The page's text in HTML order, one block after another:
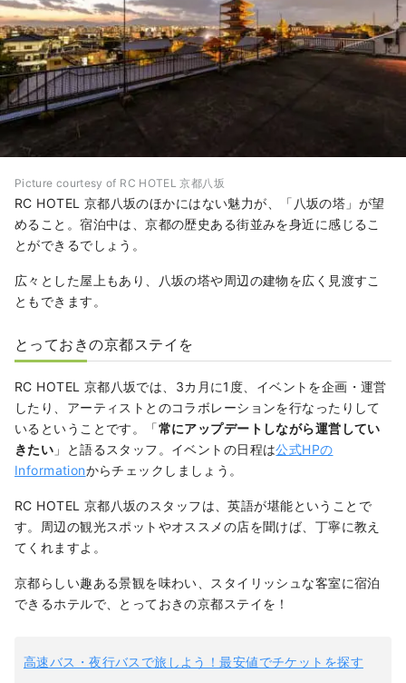
Picture courtesy of RC HOTEL 京都八坂
RC HOTEL 京都八坂のほかにはない魅力が、「八坂の塔」が望
めること。宿泊中は、京都の歴史ある街並みを身近に感じるこ
とができるでしょう。
広々とした屋上もあり、八坂の塔や周辺の建物を広く見渡すこ
ともできます。
とっておきの京都ステイを
RC HOTEL 京都八坂では、3カ月に1度、イベントを企画・運営
したり、アーティストとのコラボレーションを行なったりして
いるということです。「常にアップデートしながら運営してい
きたい 」と語るスタッフ。イベントの日程は公式HPの
Informationからチェックしましょう。
RC HOTEL 京都八坂のスタッフは、英語が堪能ということで
す。周辺の観光スポットやオススメの店を聞けば、丁寧に教え
てくれますよ。
京都らしい趣ある景観を味わい、スタイリッシュな客室に宿泊
できるホテルで、とっておきの京都ステイを！
高速バス・夜行バスで旅しよう！最安値でチケットを探す